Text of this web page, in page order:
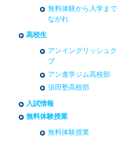
無料体験から入学ま
ながれ
高校生
アンイングリッシュ
ブ
アン進学ジム高校部
須田塾高校部
入試情報
無料体験授業
無料体験授業